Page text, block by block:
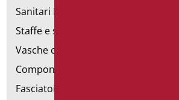
Sanitari Inox
Staffe e sostegni per cartongesso
Vasche con sportello
Componibili corrimano
Fasciatoi